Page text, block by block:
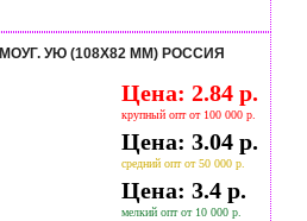
УЮ (108Х82 ММ) РОССИЯ
Цена: 2.84 р.
крупный опт от 100 000 р.
Цена: 3.04 р.
средний опт от 50 000 р.
Цена: 3.4 р.
мелкий опт от 10 000 р.